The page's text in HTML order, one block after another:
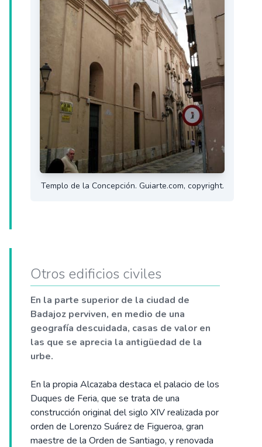
Templo de la Concepción. Guiarte.com, copyright.
Otros edificios civiles
En la parte superior de la ciudad de
Badajoz perviven, en medio de una
geografía descuidada, casas de valor en
las que se aprecia la antigüedad de la
urbe.
En la propia Alcazaba destaca el palacio de los
Duques de Feria, que se trata de una
construcción original del siglo XIV realizada por
orden de Lorenzo Suárez de Figueroa, gran
maestre de la Orden de Santiago, y renovada